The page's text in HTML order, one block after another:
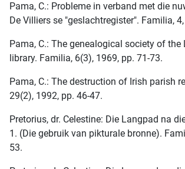
Pama, C.: Probleme in verband met die
De Villiers se "geslachtregister". Familia,
Pama, C.: The genealogical society of the
library. Familia, 6(3), 1969, pp. 71-73.
Pama, C.: The destruction of Irish parish
29(2), 1992, pp. 46-47.
Pretorius, dr. Celestine: Die Langpad na
1. (Die gebruik van pikturale bronne).
53.